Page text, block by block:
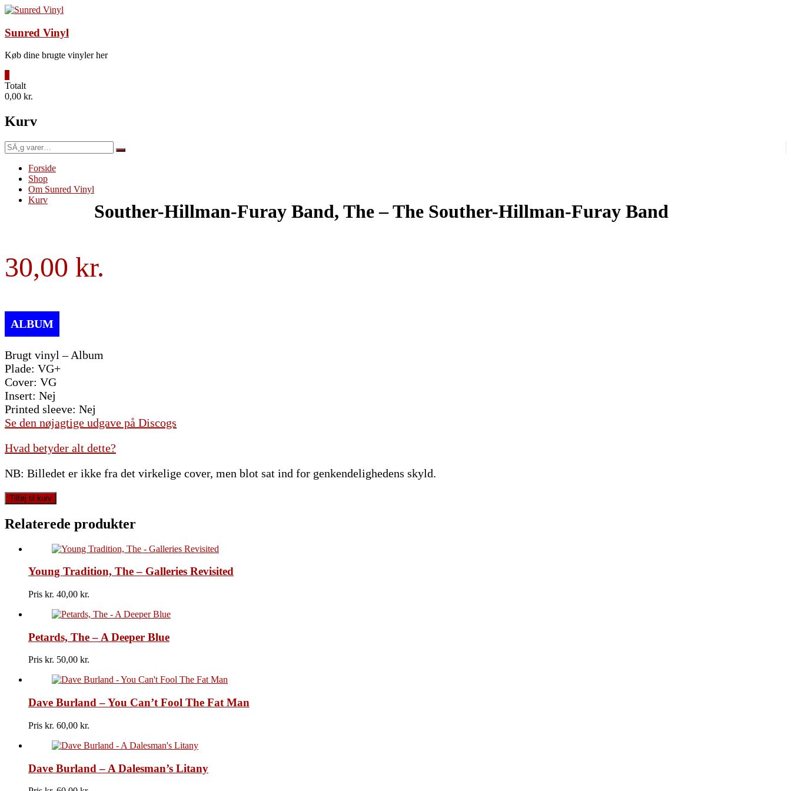
Videre
indhold
Sunred Vinyl
Køb dine brugte vinyler her
Totalt
0,00 kr.
Kurv
SÃ¸g
efter:
Forside
Shop
Om Sunred Vinyl
Kurv
Souther-Hillman-Furay Band, The – The Souther-Hillman-Furay Band
30,00
Brugt vinyl – Album
Plade: VG+
Cover: VG
Insert: Nej
Printed sleeve: Nej
Se den nøjagtige udgave på Discogs
Hvad betyder alt dette?
NB: Billedet er ikke fra det virkelige cover, men blot sat ind for genkendelighedens skyld.
Souther-
Hillman-
Furay
Band,
Souther-
antal
Tilføj til kurv
Relaterede produkter
Young Tradition, The – Galleries Revisited
Pris kr. 40,00
Petards, The – A Deeper Blue
Pris kr. 50,00
Dave Burland – You Can’t Fool The Fat Man
Pris kr. 60,00
Dave Burland – A Dalesman’s Litany